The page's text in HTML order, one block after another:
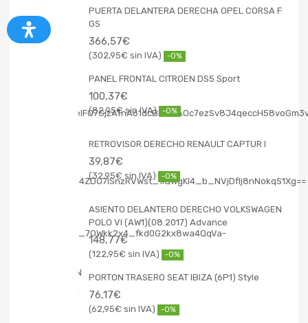
PUERTA DELANTERA DERECHA OPEL CORSA F
GS
366,57€
302,95€ -0%
PANEL FRONTAL CITROEN DS5 Sport
100,37€
82,95€ -0%
RETROVISOR DERECHO RENAULT CAPTUR I
39,87€
32,95€ -0%
ASIENTO DELANTERO DERECHO VOLKSWAGEN
POLO VI (AW1)(08.2017) Advance
148,77€
122,95€ -0%
PORTON TRASERO SEAT IBIZA (6P1) Style
76,17€
62,95€ -0%